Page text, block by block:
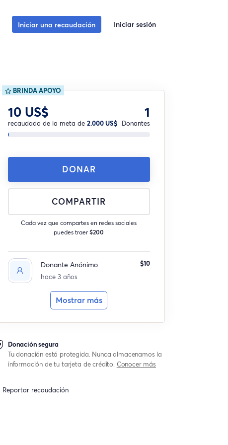
Iniciar una recaudación Iniciar sesión
BRINDA APOYO
10 US$
recaudado de la meta de 2.000 US$
1
Donantes
DONAR
COMPARTIR
Cada vez que compartes en redes sociales
puedes traer$200
Donante Anónimo
hace 3 años
$10
Mostrar más
Donación segura
Tu donación está protegida. Nunca almacenamos la
información de tu tarjeta de crédito. Conocer más
Reportar recaudación